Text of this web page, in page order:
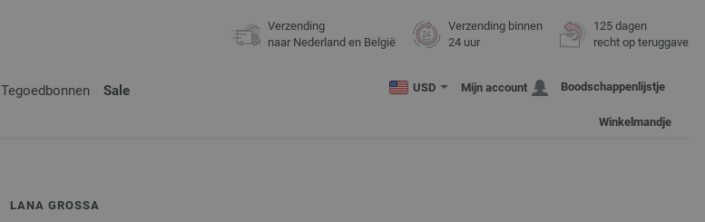
Verzending
naar Nederland en België
Verzending binnen
24 uur
125 dagen
recht op teruggave
Tegoedbonnen Sale USD Mijn account Boodschappenlijstje
Winkelmandje
LANA GROSSA